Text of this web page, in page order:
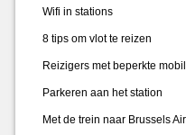
Wifi in stations
8 tips om vlot te reizen
Reizigers met beperkte
Parkeren aan het station
Met de trein naar Brussels